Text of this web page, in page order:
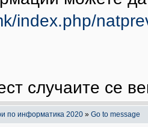
index.php/
случаите се
по информатика 2020 » Go to message